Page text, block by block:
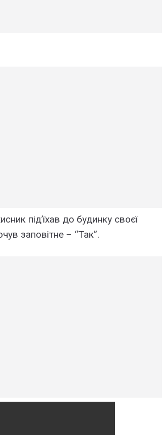
під’їхав до будинку своєї
заповітне – “Так”.